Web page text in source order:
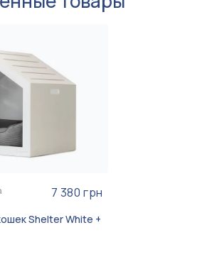
7 380 грн
Shelter White +